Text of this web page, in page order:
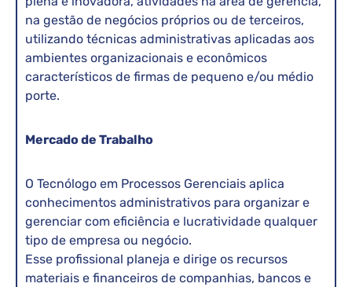
na gestão de negócios próprios ou de terceiros,
utilizando técnicas administrativas aplicadas aos
ambientes organizacionais e econômicos
característicos de firmas de pequeno e/ou médio
porte.
Mercado de Trabalho
O Tecnólogo em Processos Gerenciais aplica
conhecimentos administrativos para organizar e
gerenciar com eficiência e lucratividade qualquer
tipo de empresa ou negócio.
Esse profissional planeja e dirige os recursos
materiais e financeiros de companhias, bancos e